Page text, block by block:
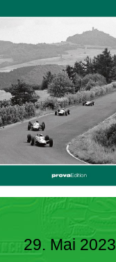
29. Mai 2023